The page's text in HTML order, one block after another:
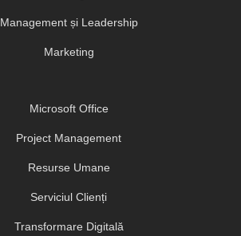
Management și Leadership
Marketing
Microsoft Office
Project Management
Resurse Umane
Serviciul Clienți
Transformare Digitală